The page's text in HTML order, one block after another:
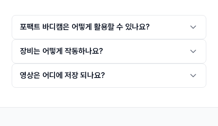
포팩트 바디캠은 어떻게 활용할 수 있나요?
장비는 어떻게 작동하나요?
영상은 어디에 저장 되나요?